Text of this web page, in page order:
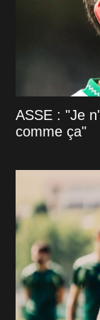
ASSE : "Je
comme ça"